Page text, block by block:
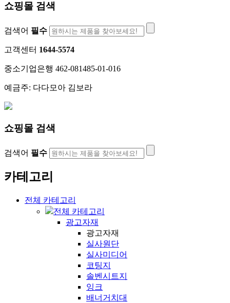
쇼핑몰 검색
검색어 필수
고객센터 1644-5574
중소기업은행 462-081485-01-016
예금주: 다다모아 김보라
쇼핑몰 검색
검색어 필수
카테고리
전체 카테고리
전체 카테고리
광고자재
광고자재
실사원단
실사미디어
코팅지
솔벤시트지
잉크
배너거치대